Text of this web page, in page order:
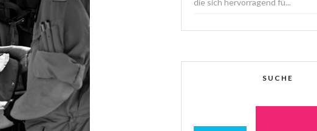
die sich hervorragend fü...
SUCHE